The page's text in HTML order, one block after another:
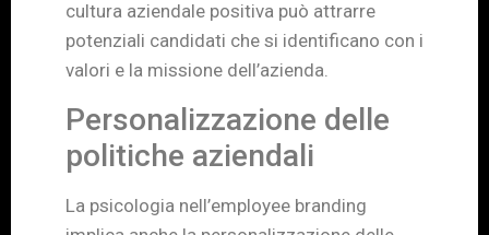
cultura aziendale positiva può attrarre
potenziali candidati che si identificano con i
valori e la missione dell’azienda.
Personalizzazione delle
politiche aziendali
La psicologia nell’employee branding